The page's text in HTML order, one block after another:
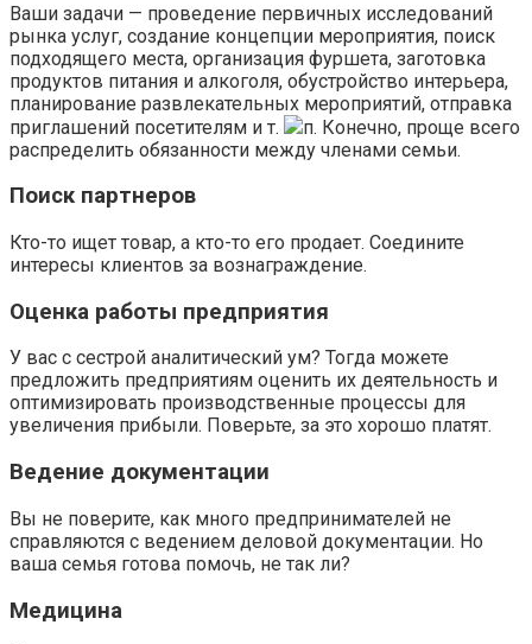
Ваши задачи — проведение первичных исследований
рынка услуг, создание концепции мероприятия, поиск
подходящего места, организация фуршета, заготовка
продуктов питания и алкоголя, обустройство интерьера,
планирование развлекательных мероприятий, отправка
приглашений посетителям и т.
п. Конечно, проще всего
распределить обязанности между членами семьи.
Поиск партнеров
Кто-то ищет товар, а кто-то его продает. Соедините
интересы клиентов за вознаграждение.
Оценка работы предприятия
У вас с сестрой аналитический ум? Тогда можете
предложить предприятиям оценить их деятельность и
оптимизировать производственные процессы для
увеличения прибыли. Поверьте, за это хорошо платят.
Ведение документации
Вы не поверите, как много предпринимателей не
справляются с ведением деловой документации. Но
ваша семья готова помочь, не так ли?
Медицина